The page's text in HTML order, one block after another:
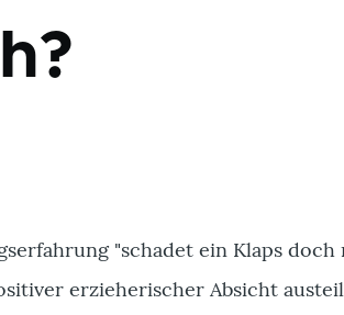
"schadet ein Klaps doch
erzieherischer Absicht